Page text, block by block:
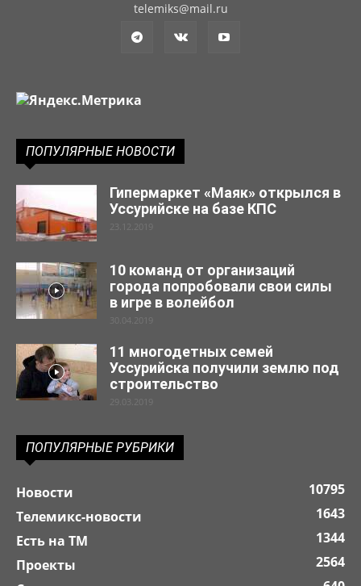
telemiks@mail.ru
ПОПУЛЯРНЫЕ НОВОСТИ
Гипермаркет «Маяк» открылся в
Уссурийске на базе КПС
23.12.2019
10 команд от организаций
города попробовали свои силы
в игре в волейбол
30.04.2019
11 многодетных семей
Уссурийска получили землю под
строительство
29.03.2019
ПОПУЛЯРНЫЕ РУБРИКИ
Новости
10795
Телемикс-новости
1643
Есть на ТМ
1344
Проекты
2564